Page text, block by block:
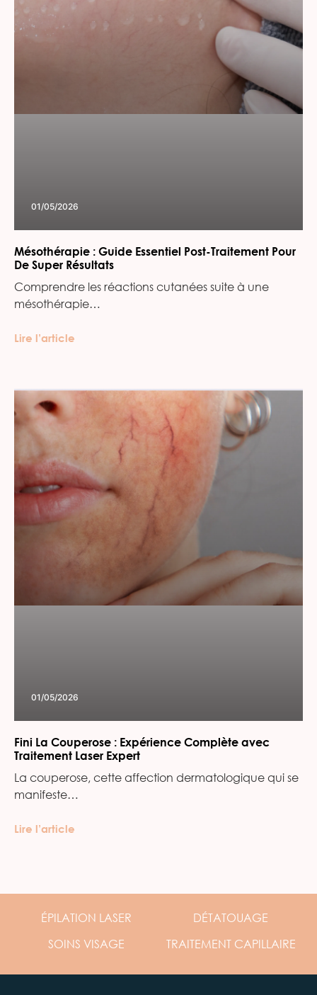
01/05/2026
Mésothérapie : Guide Essentiel Post-Traitement Pour
De Super Résultats
Comprendre les réactions cutanées suite à une
mésothérapie…
Lire l’article
01/05/2026
Fini La Couperose : Expérience Complète avec
Traitement Laser Expert
La couperose, cette affection dermatologique qui se
manifeste…
Lire l’article
ÉPILATION LASER
DÉTATOUAGE
SOINS VISAGE TRAITEMENT CAPILLAIRE